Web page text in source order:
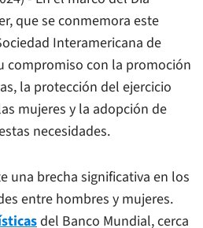
que se conmemora este
Interamericana de
compromiso con la promoción
la protección del ejercicio
mujeres y la adopción de
necesidades.
una brecha significativa en los
entre hombres y mujeres.
del Banco Mundial, cerca